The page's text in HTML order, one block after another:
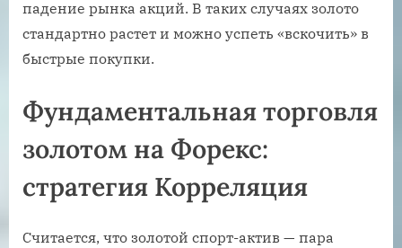
падение рынка акций. В таких случаях золото
стандартно растет и можно успеть «вскочить» в
быстрые покупки.
Фундаментальная торговля
золотом на Форекс:
стратегия Корреляция
Считается, что золотой спорт-актив — пара